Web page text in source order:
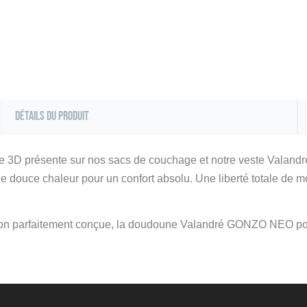
Détails du produit
présente sur nos sacs de couchage et notre veste
douce chaleur pour un confort absolu. Une liberté totale de
parfaitement conçue, la doudoune Valandré GONZO NEO